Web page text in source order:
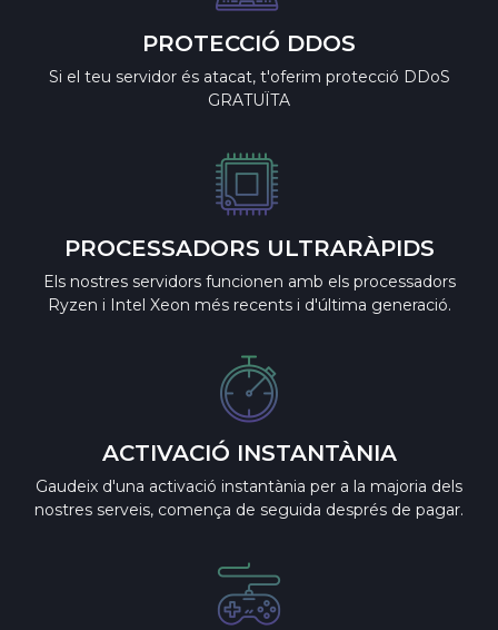
PROTECCIÓ DDOS
Si el teu servidor és atacat, t'oferim protecció DDoS
GRATUÏTA
PROCESSADORS ULTRARÀPIDS
Els nostres servidors funcionen amb els processadors
Ryzen i Intel Xeon més recents i d'última generació.
ACTIVACIÓ INSTANTÀNIA
Gaudeix d'una activació instantània per a la majoria dels
nostres serveis, comença de seguida després de pagar.